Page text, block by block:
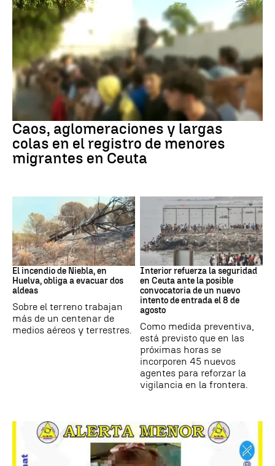
Caos, aglomeraciones y largas
colas en el registro de menores
migrantes en Ceuta
Andalucía
El incendio de Niebla, en
Huelva, obliga a evacuar dos
aldeas
Sobre el terreno trabajan
más de un centenar de
medios aéreos y terrestres.
CRISIS MIGRATORIA
Interior refuerza la seguridad
en Ceuta ante la posible
convocatoria de un nuevo
intento de entrada el 8 de
agosto
Como medida preventiva,
está previsto que en las
próximas horas se
incorporen 45 nuevos
agentes para reforzar la
vigilancia en la frontera.